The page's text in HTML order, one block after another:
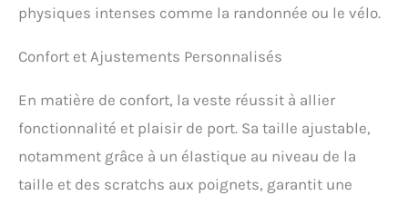
physiques intenses comme la randonnée ou le vélo.
Confort et Ajustements Personnalisés
En matière de confort, la veste réussit à allier
fonctionnalité et plaisir de port. Sa taille ajustable,
notamment grâce à un élastique au niveau de la
taille et des scratchs aux poignets, garantit une